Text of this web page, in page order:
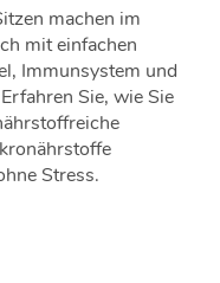
machen im
mit einfachen
Immunsystem und
Sie, wie Sie
Stress.